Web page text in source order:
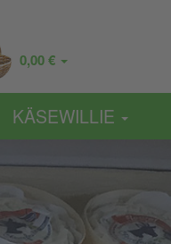
0,00 €
KÄSEWILLIE